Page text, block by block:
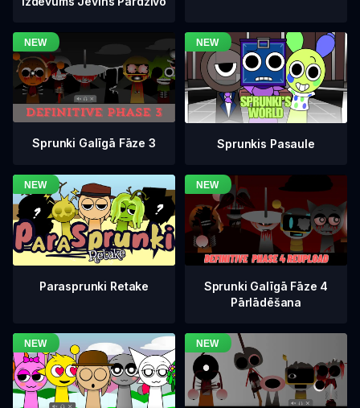
Sprunki Galīgā Fāze 3 Sprunkis Pasaule
Parasprunki Retake
Sprunki Galīgā Fāze 4
Pārlādēšana